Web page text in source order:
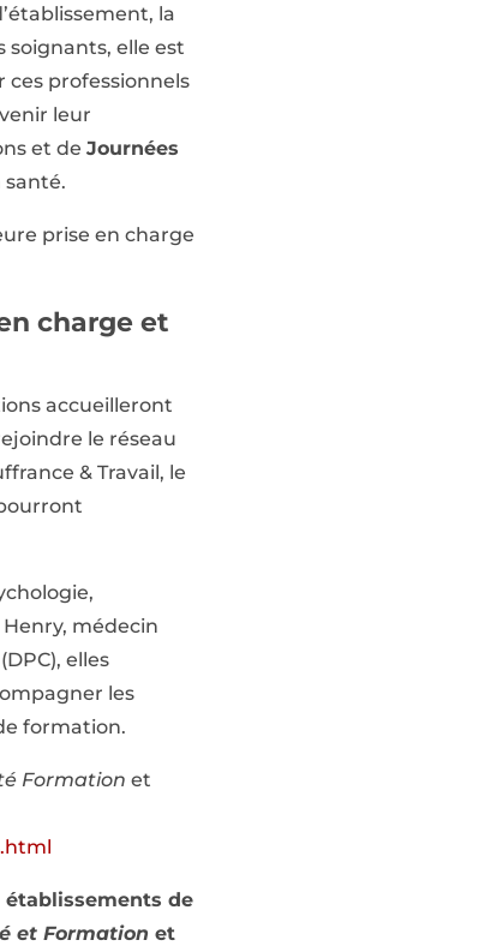
la
soignants, elle est
ces professionnels
leur
et de Journées
santé.
prise en charge
charge et
accueilleront
le réseau
& Travail, le
médecin
elles
les
formation.
Formation et
établissements de
et Formation et